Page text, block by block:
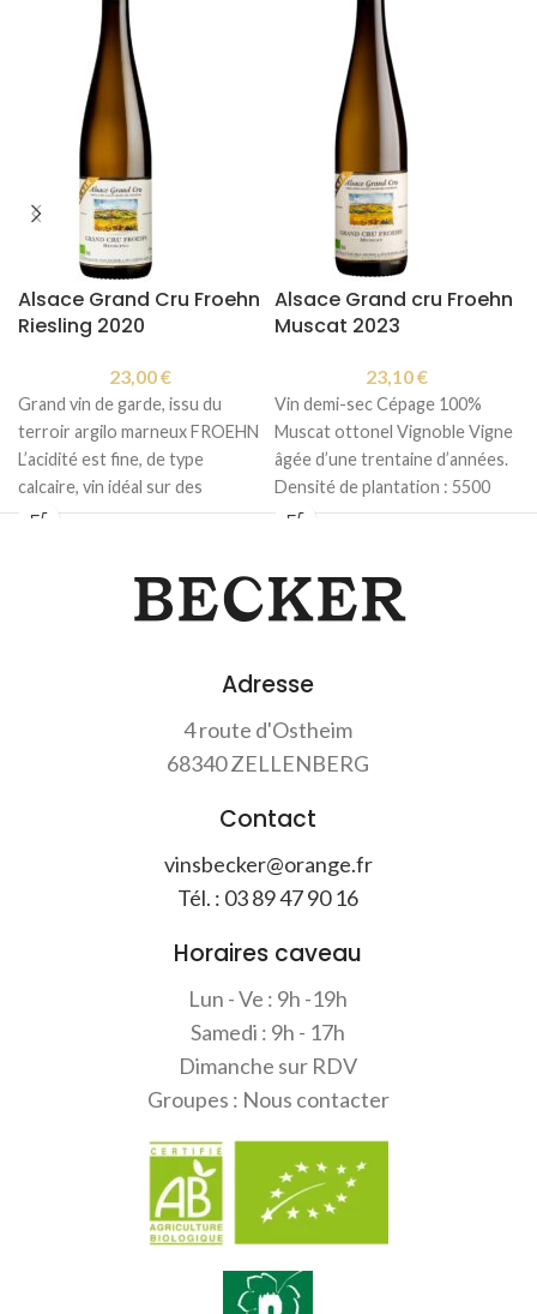
Alsace Grand Cru Froehn
Riesling 2020
23,00€
Grand vin de garde, issu du
terroir argilo marneux FROEHN
L’acidité est fine, de type
calcaire, vin idéal sur des
poissons.
Alsace Grand cru Froehn
Muscat 2023
23,10€
Vin demi-sec Cépage 100%
Muscat ottonel Vignoble Vigne
âgée d’une trentaine d’années.
Densité de plantation : 5500
pieds/ha. Travail du
Adresse
4 route d'Ostheim
68340 ZELLENBERG
Contact
vinsbecker@orange.fr
Tél. : 03 89 47 90 16
Horaires caveau
Lun - Ve : 9h -19h
Samedi : 9h - 17h
Dimanche sur RDV
Groupes : Nous contacter